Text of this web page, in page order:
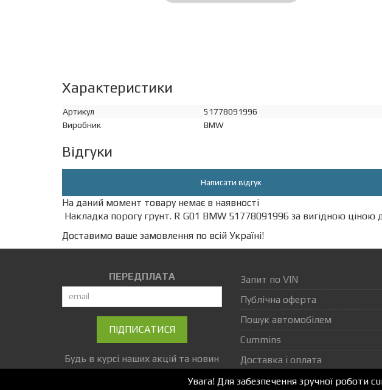
Характеристики
Артикул
51778091996
Виробник
BMW
Відгуки
Написати відгук
На даний момент товару немає в наявності
Накладка порогу грунт. R G01 BMW 51778091996 за вигідною ціною
Доставимо ваше замовлення по всій Україні!
ПЕРЕДПЛАТА
ПІДПИСАТИСЯ
Будь в курсі наших акцій та новин
Запит по VIN
Публічна оферта
Пошук автомобілем
Cummins
Доставка і оплата
Увага! Для забезпечення зручної роботи